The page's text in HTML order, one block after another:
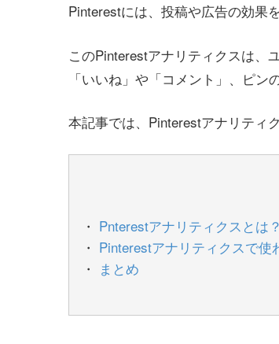
Pinterestには、投稿や広告の効果
このPinterestアナリティクスは、
「いいね」や「コメント」、ピン
本記事では、Pinterestアナリティ
Pnterestアナリティクスとは？
Pinterestアナリティクスで使
まとめ